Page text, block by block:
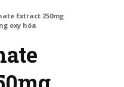
Extract 250mg
oxy hóa